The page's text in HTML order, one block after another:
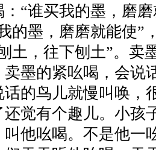
“谁买我的墨，磨
的墨，磨磨就能使”
土，往下刨土”。卖
卖墨的紧吆喝，会说
的鸟儿就慢叫唤，
还觉有个趣儿。小孩
叫他吆喝。不是他一